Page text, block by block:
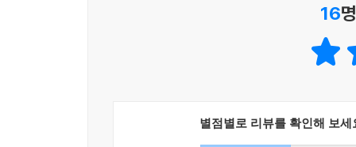
근사하다. 내가 첫번째 손님이 될래. 파씨가 말했다
뭐라고 했어? 입에 든 걸 삼키고 말해. 기린이 이마
파씨가 가고 싶대. 파씨가 그 레스토랑의 첫번째
16
별점별로 리뷰를 확인해 보세